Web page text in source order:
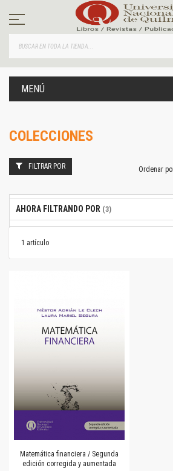
contenido
MENÚ
COLECCIONES
1 artículo
Ordenar
Matemática financiera / Segunda
edición corregida y aumentada
FILTRAR POR
AHORA FILTRANDO POR